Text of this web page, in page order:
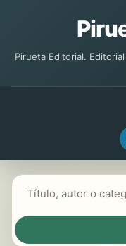
Pirueta Editorial.